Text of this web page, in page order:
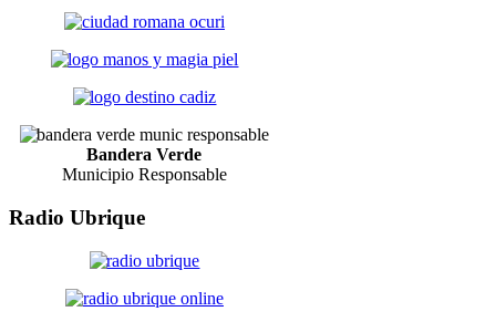
Bandera Verde
Municipio Responsable
Radio Ubrique